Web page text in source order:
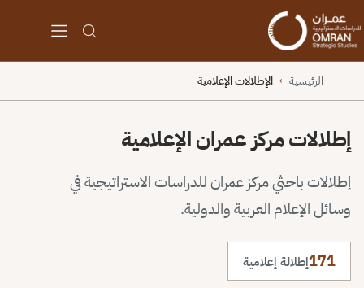
الرئيسية › الإطلالات الإعلامية
إطلالات مركز عمران الإعلامية
إطلالات باحثي مركز عمران للدراسات الاستراتيجية في
وسائل الإعلام العربية والدولية.
171إطلالة إعلامية